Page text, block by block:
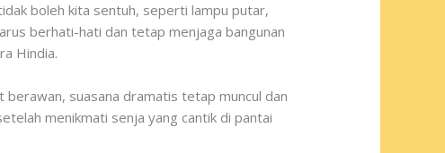
boleh kita sentuh, seperti lampu putar,
berhati-hati dan tetap menjaga bangunan
Hindia.
suasana dramatis tetap muncul dan
menikmati senja yang cantik di pantai